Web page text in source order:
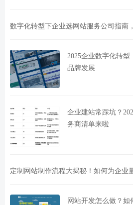
数字化转型下企业选网站服务公司指南
2025企业数字化转
品牌发展
企业建站常踩坑？
务商清单来啦
定制网站制作流程大揭秘！如何为企业
网站开发怎么做？如